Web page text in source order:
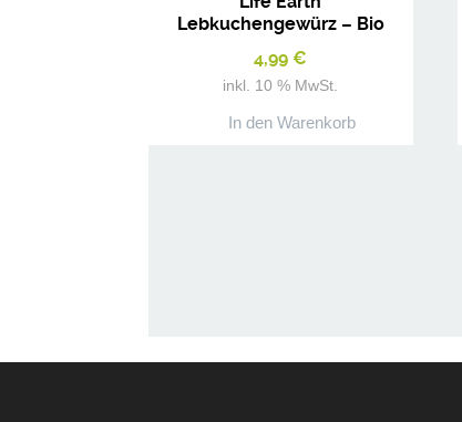
Lebkuchengewürz – Bio
Gewürzmischung
4,99€
inkl. 10 % MwSt.
In den Warenkorb